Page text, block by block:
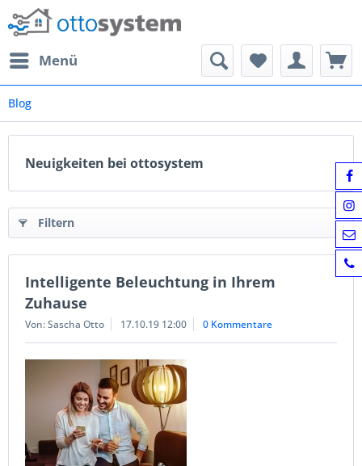
Menü
Blog
Neuigkeiten bei ottosystem
Filtern
Intelligente Beleuchtung in Ihrem
Zuhause
Von: Sascha Otto 17.10.19 12:00 0 Kommentare